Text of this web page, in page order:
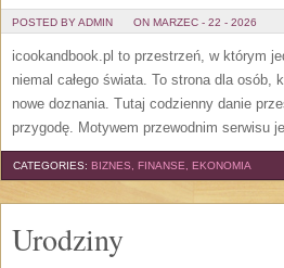
POSTED BY ADMIN ON MARZEC - 22 - 2026
icookandbook.pl to przestrzeń, w którym
niemal całego świata. To strona dla
nowe doznania. Tutaj codzienny danie
przygodę. Motywem przewodnim serwisu
CATEGORIES: BIZNES, FINANSE, EKONOMIA
Urodziny